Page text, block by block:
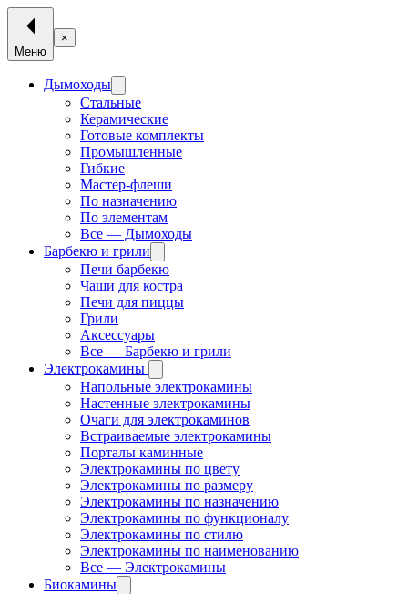
Меню
×
Дымоходы
Стальные
Керамические
Готовые комплекты
Промышленные
Гибкие
Мастер-флеши
По назначению
По элементам
Все — Дымоходы
Барбекю и грили
Печи барбекю
Чаши для костра
Печи для пиццы
Грили
Аксессуары
Все — Барбекю и грили
Электрокамины
Напольные электрокамины
Настенные электрокамины
Очаги для электрокаминов
Встраиваемые электрокамины
Порталы каминные
Электрокамины по цвету
Электрокамины по размеру
Электрокамины по назначению
Электрокамины по функционалу
Электрокамины по стилю
Электрокамины по наименованию
Все — Электрокамины
Биокамины